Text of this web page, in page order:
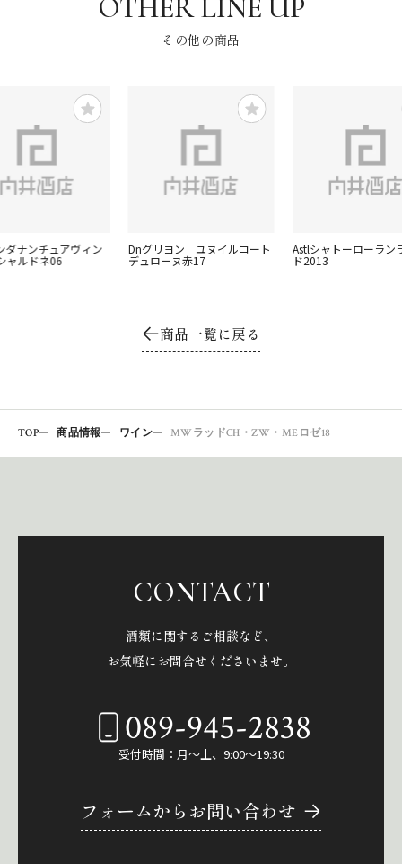
その他の商品
ダナンチュアヴィン
ャルドネ06
Dnグリヨン ユヌイルコート
デュローヌ赤17
Astlシャトーローラン
ド2013
商品一覧に戻る
TOP 商品情報 ワイン MWラッドCH・ZW・MEロゼ18
CONTACT
酒類に関するご相談など、
お気軽にお問合せくださいませ。
089-945-2838
受付時間：月～土、9:00～19:30
フォームからお問い合わせ